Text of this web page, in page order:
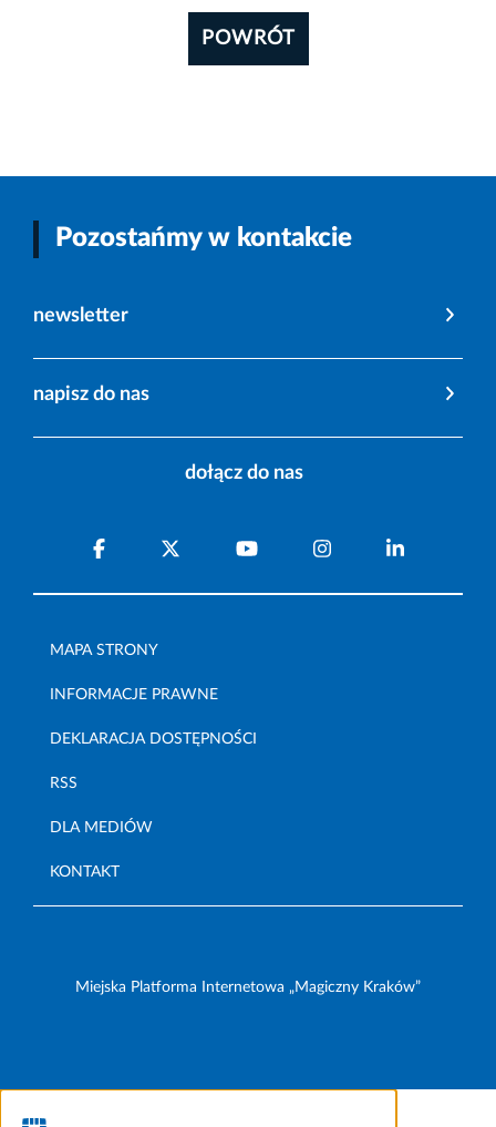
POWRÓT
Pozostańmy w kontakcie
newsletter
napisz do nas
dołącz do nas
MAPA STRONY
INFORMACJE PRAWNE
DEKLARACJA DOSTĘPNOŚCI
RSS
DLA MEDIÓW
KONTAKT
Miejska Platforma Internetowa „Magiczny Kraków”